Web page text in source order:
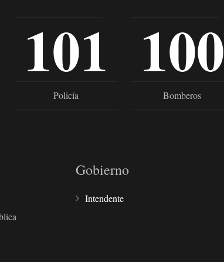
101
Policía
100
Bomberos
Gobierno
Intendente